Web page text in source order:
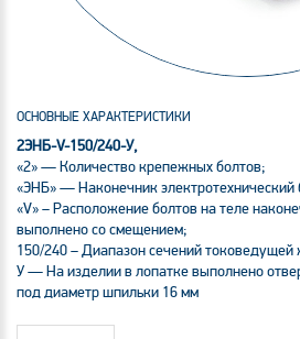
ОСНОВНЫЕ ХАРАКТЕРИСТИКИ
2ЭНБ-V-150/240-У,
«2» — Количество крепежных болтов;
«ЭНБ» — Наконечник электротехнический
«V» – Расположение болтов на теле
выполнено со смещением;
150/240 – Диапазон сечений
У — На изделии в лопатке выполнено
под диаметр шпильки 16 мм